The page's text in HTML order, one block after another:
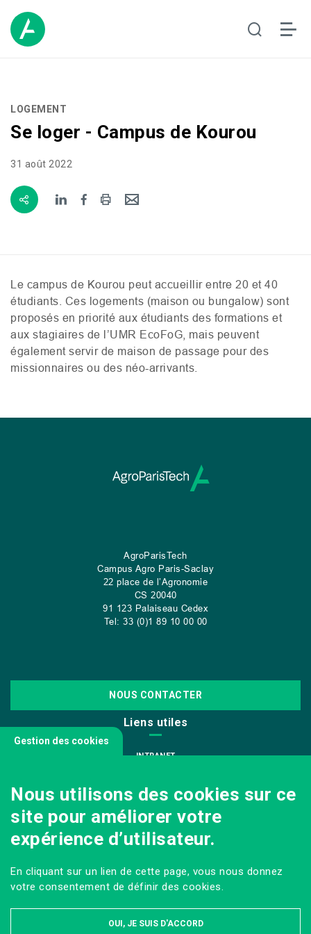
LOGEMENT
Se loger - Campus de Kourou
31 août 2022
Le campus de Kourou peut accueillir entre 20 et 40
étudiants. Ces logements (maison ou bungalow) sont
proposés en priorité aux étudiants des formations et
aux stagiaires de l’UMR EcoFoG, mais peuvent
également servir de maison de passage pour des
missionnaires ou des néo-arrivants.
AgroParisTech
Campus Agro Paris-Saclay
22 place de l’Agronomie
CS 20040
91 123 Palaiseau Cedex
Tel: 33 (0)1 89 10 00 00
NOUS CONTACTER
Liens utiles
INTRANET
INFODOC
PÔLE IMAGE
PRESSE
Sur les réseaux
Gestion des cookies
Nous utilisons des cookies sur ce
site pour améliorer votre
expérience d’utilisateur.
En cliquant sur un lien de cette page, vous nous donnez
votre consentement de définir des cookies.
OUI, JE SUIS D'ACCORD